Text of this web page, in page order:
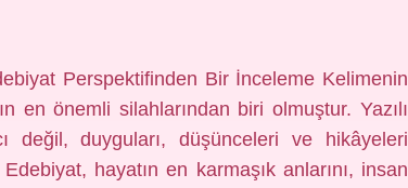
Perspektifinden Bir İnceleme Kelimenin
en önemli silahlarından biri olmuştur. Yazılı
değil, duyguları, düşünceleri ve hikâyeleri
hayatın en karmaşık anlarını, insan